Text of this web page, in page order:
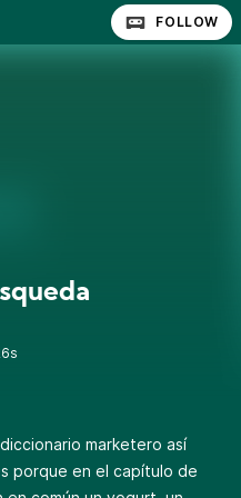
FOLLOW
marketero así
porque en el capítulo de